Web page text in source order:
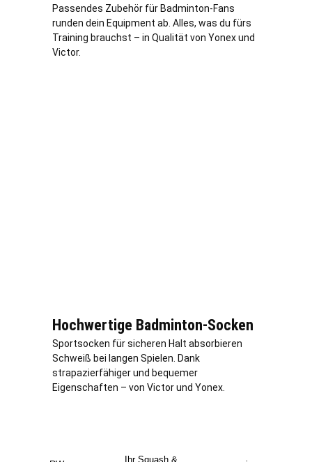
Passendes Zubehör für Badminton-Fans
runden dein Equipment ab. Alles, was du fürs
Training brauchst – in Qualität von Yonex und
Victor.
Hochwertige Badminton-Socken
Sportsocken für sicheren Halt absorbieren
Schweiß bei langen Spielen. Dank
strapazierfähiger und bequemer
Eigenschaften – von Victor und Yonex.
Ihr Squash &